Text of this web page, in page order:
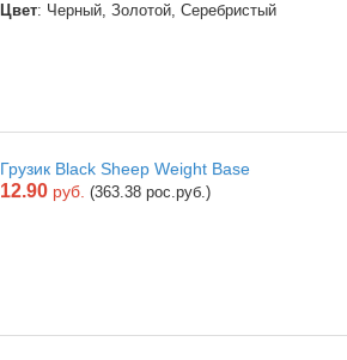
Цвет: Черный, Золотой, Серебристый
Грузик Black Sheep Weight Base
12.90 руб. (363.38 рос.руб.)